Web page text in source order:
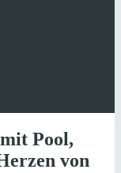
Pool,
von